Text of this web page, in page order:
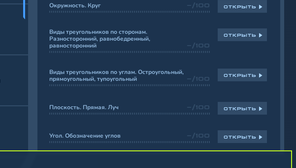
Окружность. Круг -/100 ОТКРЫТЬ
Виды треугольников по сторонам.
Разносторонний, равнобедренный,
равносторонний
-/100
ОТКРЫТЬ
Виды треугольников по углам. Остроугольный,
прямоугольный, тупоугольный
-/100
ОТКРЫТЬ
Плоскость. Прямая. Луч -/100 ОТКРЫТЬ
Угол. Обозначение углов -/100 ОТКРЫТЬ